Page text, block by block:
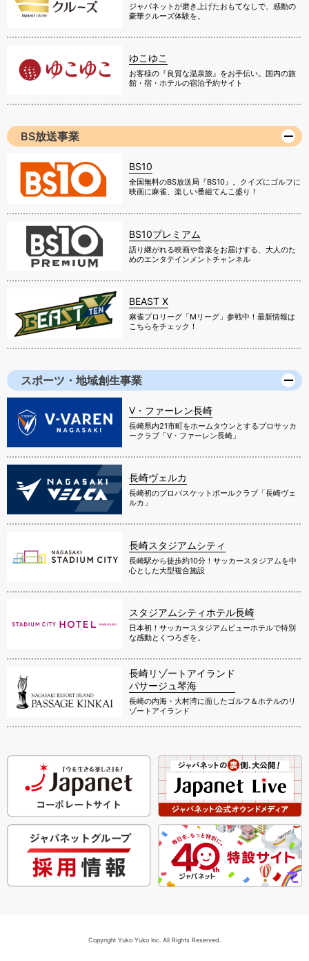
ジャパネットが磨き上げたおもてなしで、感動の
豪華クルーズ体験を。
ゆこゆこ
お客様の『良質な温泉旅』をお手伝い。国内の旅
館・宿・ホテルの宿泊予約サイト
BS放送事業
BS10
全国無料のBS放送局『BS10』。クイズにゴルフに
映画に麻雀、楽しい番組てんこ盛り！
BS10プレミアム
語り継がれる映画や音楽をお届けする、大人のた
めのエンタテインメントチャンネル
BEAST X
麻雀プロリーグ「Mリーグ」参戦中！最新情報は
こちらをチェック！
スポーツ・地域創生事業
V・ファーレン長崎
長崎県内21市町をホームタウンとするプロサッカ
ークラブ「V・ファーレン長崎」
長崎ヴェルカ
長崎初のプロバスケットボールクラブ「長崎ヴェ
ルカ」
長崎スタジアムシティ
長崎駅から徒歩約10分！サッカースタジアムを中
心とした大型複合施設
スタジアムシティホテル長崎
日本初！サッカースタジアムビューホテルで特別
な感動とくつろぎを。
長崎リゾートアイランド
パサージュ琴海
長崎の内海・大村湾に面したゴルフ＆ホテルのリ
ゾートアイランド
Copyright Yuko Yuko Inc. All Rights Reserved.